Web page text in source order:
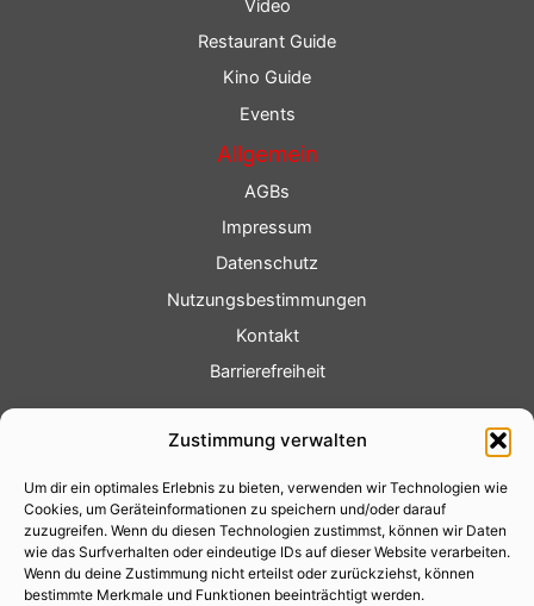
Zustimmung verwalten
Um dir ein optimales Erlebnis zu bieten, verwenden wir Technologien wie
Cookies, um Geräteinformationen zu speichern und/oder darauf
zuzugreifen. Wenn du diesen Technologien zustimmst, können wir Daten
wie das Surfverhalten oder eindeutige IDs auf dieser Website verarbeiten.
Wenn du deine Zustimmung nicht erteilst oder zurückziehst, können
bestimmte Merkmale und Funktionen beeinträchtigt werden.
Video
Restaurant Guide
Kino Guide
Events
Allgemein
AGBs
Impressum
Datenschutz
Nutzungsbestimmungen
Kontakt
Barrierefreiheit
Fotoservice
Videoservice
Werbung
Contenterstellung